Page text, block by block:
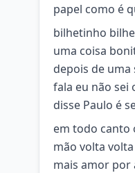
papel como é
bilhetinho
uma coisa
depois de uma
fala eu não sei
disse Paulo é
em todo canto
mão volta
mais amor por